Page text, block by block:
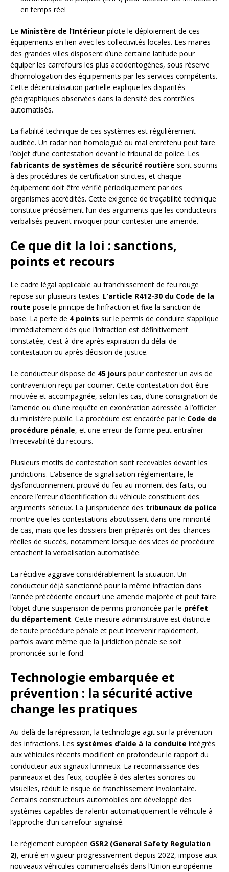
en temps réel
Le Ministère de l’Intérieur pilote le déploiement de ces
équipements en lien avec les collectivités locales. Les maires
des grandes villes disposent d’une certaine latitude pour
équiper les carrefours les plus accidentogènes, sous réserve
d’homologation des équipements par les services compétents.
Cette décentralisation partielle explique les disparités
géographiques observées dans la densité des contrôles
automatisés.
La fiabilité technique de ces systèmes est régulièrement
auditée. Un radar non homologué ou mal entretenu peut faire
l’objet d’une contestation devant le tribunal de police. Les
fabricants de systèmes de sécurité routière sont soumis
à des procédures de certification strictes, et chaque
équipement doit être vérifié périodiquement par des
organismes accrédités. Cette exigence de traçabilité technique
constitue précisément l’un des arguments que les conducteurs
verbalisés peuvent invoquer pour contester une amende.
Ce que dit la loi : sanctions,
points et recours
Le cadre légal applicable au franchissement de feu rouge
repose sur plusieurs textes. L’article R412-30 du Code de la
route pose le principe de l’infraction et fixe la sanction de
base. La perte de 4 points sur le permis de conduire s’applique
immédiatement dès que l’infraction est définitivement
constatée, c’est-à-dire après expiration du délai de
contestation ou après décision de justice.
Le conducteur dispose de 45 jours pour contester un avis de
contravention reçu par courrier. Cette contestation doit être
motivée et accompagnée, selon les cas, d’une consignation de
l’amende ou d’une requête en exonération adressée à l’officier
du ministère public. La procédure est encadrée par le Code de
procédure pénale, et une erreur de forme peut entraîner
l’irrecevabilité du recours.
Plusieurs motifs de contestation sont recevables devant les
juridictions. L’absence de signalisation réglementaire, le
dysfonctionnement prouvé du feu au moment des faits, ou
encore l’erreur d’identification du véhicule constituent des
arguments sérieux. La jurisprudence des tribunaux de police
montre que les contestations aboutissent dans une minorité
de cas, mais que les dossiers bien préparés ont des chances
réelles de succès, notamment lorsque des vices de procédure
entachent la verbalisation automatisée.
La récidive aggrave considérablement la situation. Un
conducteur déjà sanctionné pour la même infraction dans
l’année précédente encourt une amende majorée et peut faire
l’objet d’une suspension de permis prononcée par le préfet
du département. Cette mesure administrative est distincte
de toute procédure pénale et peut intervenir rapidement,
parfois avant même que la juridiction pénale se soit
prononcée sur le fond.
Technologie embarquée et
prévention : la sécurité active
change les pratiques
Au-delà de la répression, la technologie agit sur la prévention
des infractions. Les systèmes d’aide à la conduite intégrés
aux véhicules récents modifient en profondeur le rapport du
conducteur aux signaux lumineux. La reconnaissance des
panneaux et des feux, couplée à des alertes sonores ou
visuelles, réduit le risque de franchissement involontaire.
Certains constructeurs automobiles ont développé des
systèmes capables de ralentir automatiquement le véhicule à
l’approche d’un carrefour signalisé.
Le règlement européen GSR2 (General Safety Regulation
2), entré en vigueur progressivement depuis 2022, impose aux
nouveaux véhicules commercialisés dans l’Union européenne